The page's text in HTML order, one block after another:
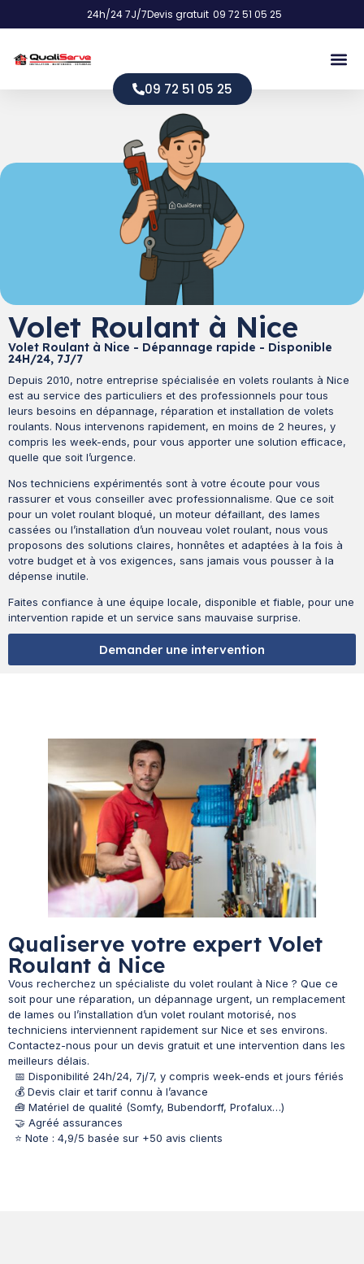
24h/24 7J/7Devis gratuit 09 72 51 05 25
09 72 51 05 25
Volet Roulant à Nice
Volet Roulant à Nice - Dépannage rapide - Disponible
24H/24, 7J/7
Depuis 2010, notre entreprise spécialisée en volets roulants à Nice
est au service des particuliers et des professionnels pour tous
leurs besoins en dépannage, réparation et installation de volets
roulants. Nous intervenons rapidement, en moins de 2 heures, y
compris les week-ends, pour vous apporter une solution efficace,
quelle que soit l’urgence.
Nos techniciens expérimentés sont à votre écoute pour vous
rassurer et vous conseiller avec professionnalisme. Que ce soit
pour un volet roulant bloqué, un moteur défaillant, des lames
cassées ou l’installation d’un nouveau volet roulant, nous vous
proposons des solutions claires, honnêtes et adaptées à la fois à
votre budget et à vos exigences, sans jamais vous pousser à la
dépense inutile.
Faites confiance à une équipe locale, disponible et fiable, pour une
intervention rapide et un service sans mauvaise surprise.
Demander une intervention
Qualiserve votre expert Volet
Roulant à Nice
Vous recherchez un spécialiste du volet roulant à Nice ? Que ce
soit pour une réparation, un dépannage urgent, un remplacement
de lames ou l’installation d’un volet roulant motorisé, nos
techniciens interviennent rapidement sur Nice et ses environs.
Contactez-nous pour un devis gratuit et une intervention dans les
meilleurs délais.
📅 Disponibilité 24h/24, 7j/7, y compris week-ends et jours fériés
💰 Devis clair et tarif connu à l’avance
🧰 Matériel de qualité (Somfy, Bubendorff, Profalux…)
🤝 Agréé assurances
⭐ Note : 4,9/5 basée sur +50 avis clients